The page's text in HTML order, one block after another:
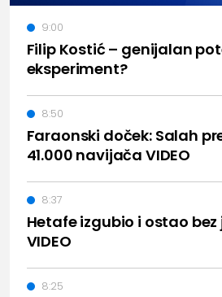
Filip Kostić – genijalan
eksperiment?
9:00
Faraonski doček: Salah
41.000 navijača VIDEO
8:50
Hetafe izgubio i ostao
VIDEO
8:37
8:25